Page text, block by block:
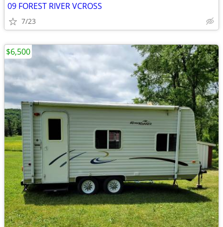
09 FOREST RIVER VCROSS
7/23
$6,500